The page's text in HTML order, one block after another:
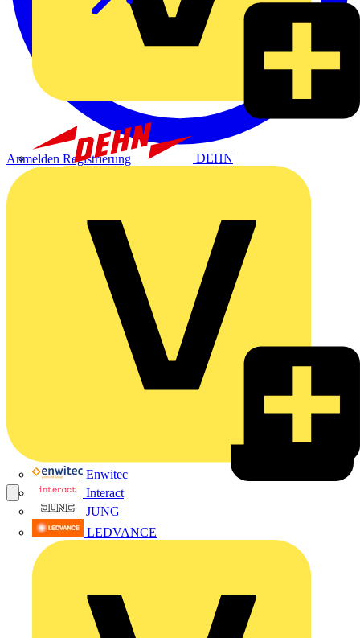
DEHN
Enwitec
Interact
JUNG
LEDVANCE
Anmelden Registrierung